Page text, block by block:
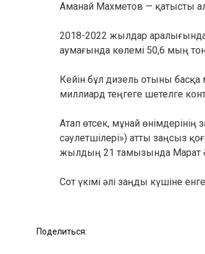
Аманай Махметов — қатысты
2018-2022 жылдар
аумағында көлемі 50,6 мың
Кейін бұл дизель отыны басқа
миллиард теңгеге шетелге
Атап өтсек, мұнай
сәулетшілері») атты заңсыз
жылдың 21 тамызында Марат
Сот үкімі әлі заңды күшіне
Поделиться: